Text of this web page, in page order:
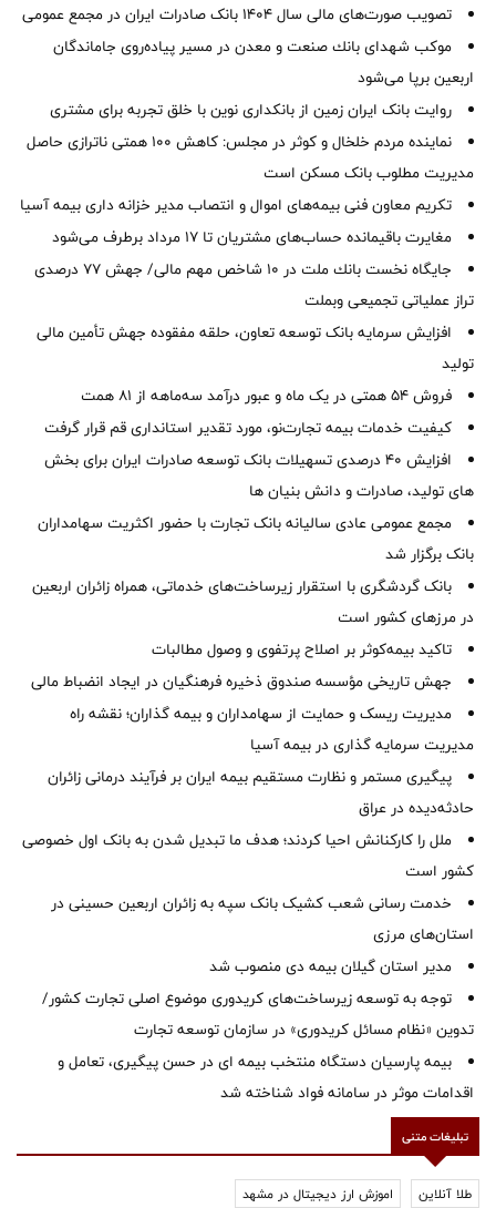
تصویب صورت‌های مالی سال ۱۴۰۴ بانک صادرات ایران در مجمع عمومی
موكب شهدای بانك صنعت و معدن در مسیر پیاده‌روی جاماندگان
اربعین برپا می‌شود
روایت بانک ایران زمین از بانکداری نوین با خلق تجربه برای مشتری
نماینده مردم خلخال و کوثر در مجلس: کاهش ۱۰۰ همتی ناترازی حاصل
مدیریت مطلوب بانک مسکن است
تکریم معاون فنی بیمه‌های اموال و انتصاب مدیر خزانه داری بیمه آسیا
مغایرت‌ باقیمانده حساب‌های مشتریان تا ۱۷ مرداد برطرف می‌شود
جایگاه نخست بانك ملت در 10 شاخص مهم مالی/ جهش 77 درصدی
تراز عملیاتی تجمیعی وبملت
افزایش سرمایه بانک توسعه تعاون، حلقه مفقوده جهش تأمین مالی
تولید
فروش 54 همتی در یک ماه و عبور درآمد سه‌ماهه از 81 همت
کیفیت خدمات بیمه تجارت‌نو، مورد تقدیر استانداری قم قرار گرفت
افزایش 40 درصدی تسهیلات بانک توسعه صادرات ایران برای بخش
های تولید، صادرات و دانش بنیان ها
مجمع عمومی عادی سالیانه بانک تجارت با حضور اکثریت سهامداران
بانک برگزار شد
بانک گردشگری با استقرار زیرساخت‌های خدماتی، همراه زائران اربعین
در مرزهای کشور است
تاکید بیمه‌کوثر بر اصلاح پرتفوی و وصول مطالبات ‌
جهش تاریخی مؤسسه صندوق ذخیره فرهنگیان در ایجاد انضباط مالی
مدیریت ریسک و حمایت از سهامداران و بیمه گذاران؛ نقشه راه
مدیریت سرمایه گذاری در بیمه آسیا
پیگیری مستمر و نظارت مستقیم بیمه ایران بر فرآیند درمانی زائران
حادثه‌دیده در عراق
ملل را کارکنانش احیا کردند؛ هدف ما تبدیل شدن به بانک اول خصوصی
کشور است
خدمت رسانی شعب کشیک بانک سپه به زائران اربعین حسینی در
استان‌‌های مرزی
‌مدیر استان گیلان بیمه دی منصوب شد
توجه به توسعه زیرساخت‌های کریدوری موضوع اصلی تجارت کشور/
تدوین «نظام مسائل کریدوری» در سازمان توسعه تجارت
بیمه پارسیان دستگاه منتخب بیمه ای در حسن پیگیری، تعامل و
اقدامات موثر در سامانه فواد شناخته شد
تبلیغات متنی
طلا آنلاین اموزش ارز دیجیتال در مشهد